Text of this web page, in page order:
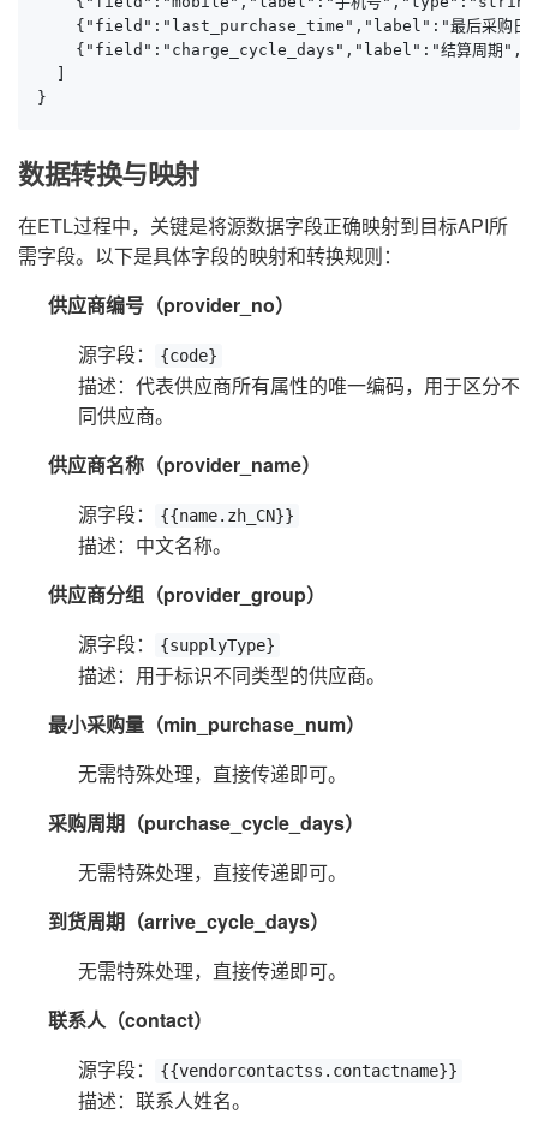
{"field":"last_purchase_time","label":"最后采购日期
{"field":"charge_cycle_days","label":"结算周期
  ]
}
数据转换与映射
在ETL过程中，关键是将源数据字段正确映射到目标API所
需字段。以下是具体字段的映射和转换规则：
供应商编号（provider_no）
源字段：
{code}
描述：代表供应商所有属性的唯一编码，用于区分不
同供应商。
供应商名称（provider_name）
源字段：
{{name.zh_CN}}
描述：中文名称。
供应商分组（provider_group）
源字段：
{supplyType}
描述：用于标识不同类型的供应商。
最小采购量（min_purchase_num）
无需特殊处理，直接传递即可。
采购周期（purchase_cycle_days）
无需特殊处理，直接传递即可。
到货周期（arrive_cycle_days）
无需特殊处理，直接传递即可。
联系人（contact）
源字段：
{{vendorcontactss.contactname}}
描述：联系人姓名。